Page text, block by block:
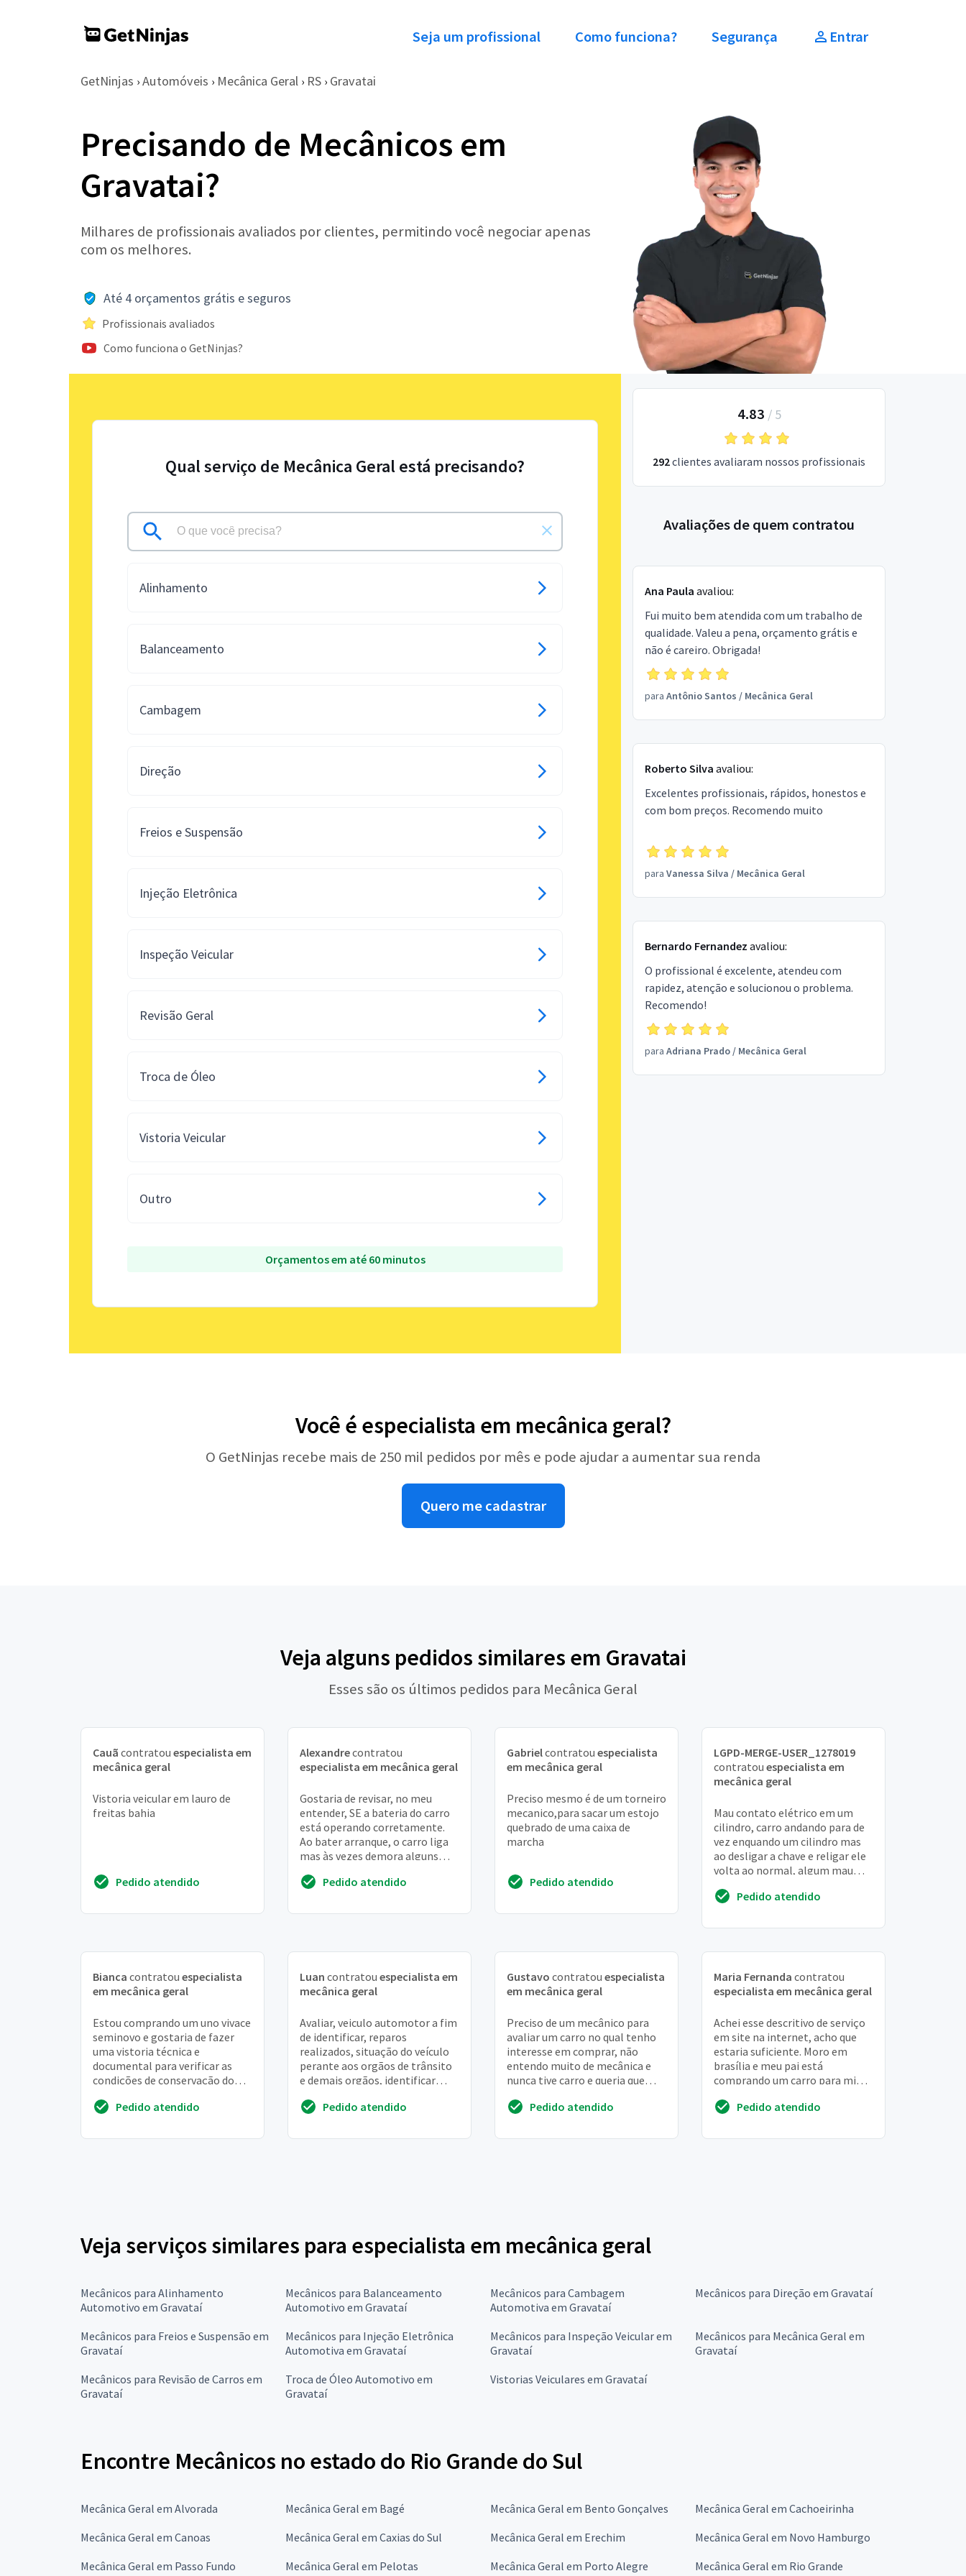
Seja um profissional Como funciona? Segurança Entrar
GetNinjas › Automóveis › Mecânica Geral › RS › Gravatai
Precisando de Mecânicos em
Gravatai?
Milhares de profissionais avaliados por clientes, permitindo você negociar apenas
com os melhores.
Até 4 orçamentos grátis e seguros
Profissionais avaliados
Como funciona o GetNinjas?
Qual serviço de Mecânica Geral está precisando?
Alinhamento
Balanceamento
Cambagem
Direção
Freios e Suspensão
Injeção Eletrônica
Inspeção Veicular
Revisão Geral
Troca de Óleo
Vistoria Veicular
Outro
Orçamentos em até 60 minutos
4.83 / 5
292clientes avaliaram nossos profissionais
Avaliações de quem contratou
Ana Paula avaliou:
Fui muito bem atendida com um trabalho de
qualidade. Valeu a pena, orçamento grátis e
não é careiro. Obrigada!
para Antônio Santos / Mecânica Geral
Roberto Silva avaliou:
Excelentes profissionais, rápidos, honestos e
com bom preços. Recomendo muito
para Vanessa Silva / Mecânica Geral
Bernardo Fernandez avaliou:
O profissional é excelente, atendeu com
rapidez, atenção e solucionou o problema.
Recomendo!
para Adriana Prado/ Mecânica Geral
Você é especialista em mecânica geral?
O GetNinjas recebe mais de 250 mil pedidos por mês e pode ajudar a aumentar sua renda
Quero me cadastrar
Veja alguns pedidos similares em Gravatai
Esses são os últimos pedidos para Mecânica Geral
Cauã contratou especialista em
mecânica geral
Vistoria veicular em lauro de
freitas bahia
Pedido atendido
Alexandrecontratou
especialista em mecânica geral
Gostaria de revisar, no meu
entender, SE a bateria do carro
está operando corretamente.
Ao bater arranque, o carro liga
mas às vezes demora alguns
funci...Pedido atendido
Gabrielcontratou especialista
em mecânica geral
Preciso mesmo é de um torneiro
mecanico,para sacar um estojo
quebrado de uma caixa de
marcha
Pedido atendido
LGPD-MERGE-USER_1278019
contratou especialista em
mecânica geral
Mau contato elétrico em um
cilindro, carro andando para de
vez enquando um cilindro mas
ao desligar a chave e religar ele
volta ao normal, algum mau
aparentemente, já tro...
Pedido atendido
Bianca contratou especialista
em mecânica geral
Estou comprando um uno vivace
seminovo e gostaria de fazer
uma vistoria técnica e
documental para verificar as
condições de conservação do
suspensão, parte elétric...
Pedido atendido
Luan contratou especialista em
mecânica geral
Avaliar, veiculo automotor a fim
de identificar, reparos
realizados, situação do veículo
perante aos orgãos de trânsito
e demais orgãos, identificar
informações do ...
Pedido atendido
Gustavo contratou especialista
em mecânica geral
Preciso de um mecânico para
avaliar um carro no qual tenho
interesse em comprar, não
entendo muito de mecânica e
nunca tive carro e queria que
em boas con...
Pedido atendido
Maria Fernanda contratou
especialista em mecânica geral
Achei esse descritivo de serviço
em site na internet, acho que
estaria suficiente. Moro em
brasília e meu pai está
comprando um carro para mim
os serviços ...
Pedido atendido
Veja serviços similares para especialista em mecânica geral
Mecânicos para Alinhamento
Automotivo em Gravataí
Mecânicos para Balanceamento
Automotivo em Gravataí
Mecânicos para Cambagem
Automotiva em Gravataí
Mecânicos para Direção em Gravataí
Mecânicos para Freios e Suspensão em
Gravataí
Mecânicos para Injeção Eletrônica
Automotiva em Gravataí
Mecânicos para Inspeção Veicular em
Gravataí
Mecânicos para Mecânica Geral em
Gravataí
Mecânicos para Revisão de Carros em
Gravataí
Troca de Óleo Automotivo em
Gravataí
Vistorias Veiculares em Gravataí
Encontre Mecânicos no estado do Rio Grande do Sul
Mecânica Geral em Alvorada Mecânica Geral em Bagé Mecânica Geral em Bento Gonçalves
Mecânica Geral em Cachoeirinha
Mecânica Geral em Canoas
Mecânica Geral em Caxias do Sul Mecânica Geral em Erechim
Mecânica Geral em Novo Hamburgo
Mecânica Geral em Passo Fundo
Mecânica Geral em Pelotas Mecânica Geral em Porto Alegre Mecânica Geral em Rio Grande